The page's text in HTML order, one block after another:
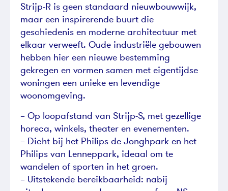
Strijp-R is geen standaard nieuwbouwwijk,
maar een inspirerende buurt die
geschiedenis en moderne architectuur met
elkaar verweeft. Oude industriële gebouwen
hebben hier een nieuwe bestemming
gekregen en vormen samen met eigentijdse
woningen een unieke en levendige
woonomgeving.
– Op loopafstand van Strijp-S, met gezellige
horeca, winkels, theater en evenementen.
– Dicht bij het Philips de Jonghpark en het
Philips van Lenneppark, ideaal om te
wandelen of sporten in het groen.
– Uitstekende bereikbaarheid: nabij